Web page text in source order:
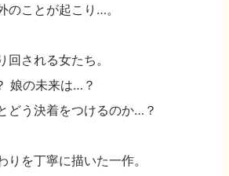
のことが起こり…。
される女たち。
娘の未来は…？
どう決着をつけるのか…？
りを丁寧に描いた一作。